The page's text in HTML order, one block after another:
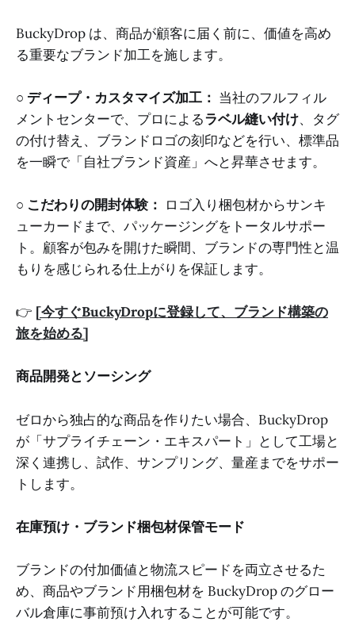
BuckyDrop は、商品が顧客に届く前に、価値を高め
る重要なブランド加工を施します。
○ ディープ・カスタマイズ加工： 当社のフルフィル
メントセンターで、プロによるラベル縫い付け、タグ
の付け替え、ブランドロゴの刻印などを行い、標準品
を一瞬で「自社ブランド資産」へと昇華させます。
○ こだわりの開封体験： ロゴ入り梱包材からサンキ
ューカードまで、パッケージングをトータルサポー
ト。顧客が包みを開けた瞬間、ブランドの専門性と温
もりを感じられる仕上がりを保証します。
👉 [今すぐBuckyDropに登録して、ブランド構築の
旅を始める]
商品開発とソーシング
ゼロから独占的な商品を作りたい場合、BuckyDrop
が「サプライチェーン・エキスパート」として工場と
深く連携し、試作、サンプリング、量産までをサポー
トします。
在庫預け・ブランド梱包材保管モード
ブランドの付加価値と物流スピードを両立させるた
め、商品やブランド用梱包材を BuckyDrop のグロー
バル倉庫に事前預け入れすることが可能です。